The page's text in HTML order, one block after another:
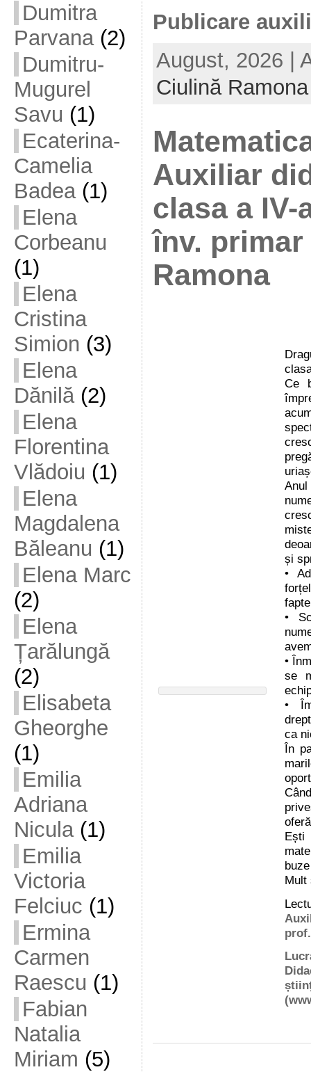
Dumitra
Parvana(2)
Dumitru-
Mugurel
Savu (1)
Ecaterina-
Camelia
Badea(1)
Elena
Corbeanu
(1)
Elena
Cristina
Simion (3)
Elena
Dănilă(2)
Elena
Florentina
Vlădoiu (1)
Elena
Magdalena
Băleanu (1)
Elena Marc
(2)
Elena
Țarălungă
(2)
Elisabeta
Gheorghe
(1)
Emilia
Adriana
Nicula(1)
Emilia
Victoria
Felciuc (1)
Ermina
Carmen
Raescu (1)
Fabian
Natalia
Miriam (5)
Publicare
August, 2026 |
Ciulină Ramona
Auxiliar
clasa a
înv.
Ramona
Ce
și
•
•
•
se
•
ca
În
Ești
Mult
(